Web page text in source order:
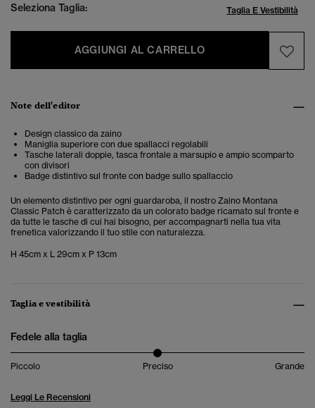
Seleziona Taglia: Taglia E Vestibilità
AGGIUNGI AL CARRELLO
Note dell'editor
Design classico da zaino
Maniglia superiore con due spallacci regolabili
Tasche laterali doppie, tasca frontale a marsupio e ampio scomparto
con divisori
Badge distintivo sul fronte con badge sullo spallaccio
Un elemento distintivo per ogni guardaroba, il nostro Zaino Montana
Classic Patch è caratterizzato da un colorato badge ricamato sul fronte e
da tutte le tasche di cui hai bisogno, per accompagnarti nella tua vita
frenetica valorizzando il tuo stile con naturalezza.
H 45cm x L 29cm x P 13cm
Taglia e vestibilità
Fedele alla taglia
Piccolo Preciso Grande
Leggi Le Recensioni